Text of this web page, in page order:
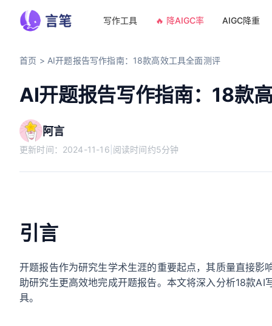
写作工具 🔥 降AIGC率 AIGC降重
首页 > AI开题报告写作指南：18款高效工具全面测评
AI开题报告写作指南：18款
阿言
更新时间： 2024-11-16 阅读时间约5分钟
引言
开题报告作为研究生学术生涯的重要起点，其质量直接
助研究生更高效地完成开题报告。本文将深入分析18款
具。